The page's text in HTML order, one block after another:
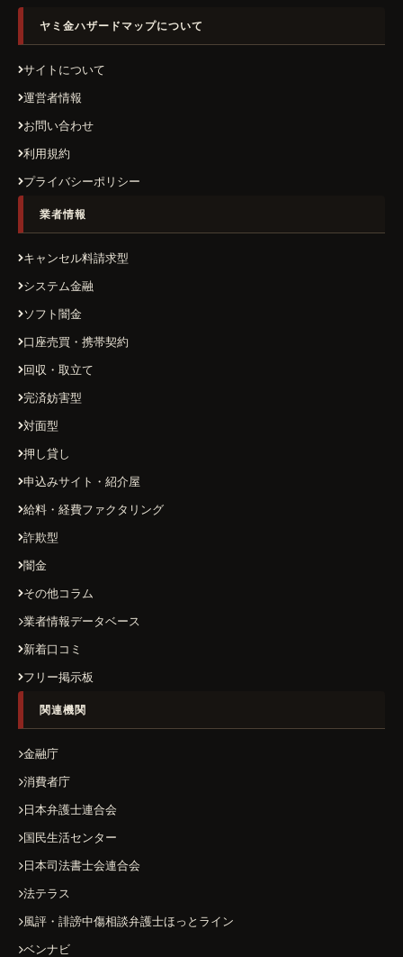
ヤミ金ハザードマップについて
サイトについて
運営者情報
お問い合わせ
利用規約
プライバシーポリシー
業者情報
キャンセル料請求型
システム金融
ソフト闇金
口座売買・携帯契約
回収・取立て
完済妨害型
対面型
押し貸し
申込みサイト・紹介屋
給料・経費ファクタリング
詐欺型
闇金
その他コラム
業者情報データベース
新着口コミ
フリー掲示板
関連機関
金融庁
消費者庁
日本弁護士連合会
国民生活センター
日本司法書士会連合会
法テラス
風評・誹謗中傷相談弁護士ほっとライン
ベンナビ